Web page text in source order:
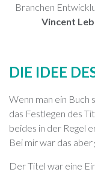
Branchen
Vincent
DIE IDEE
Wenn man ein Buch
das Festlegen des
beides in der Regel
Bei mir war das aber
Der Titel war eine